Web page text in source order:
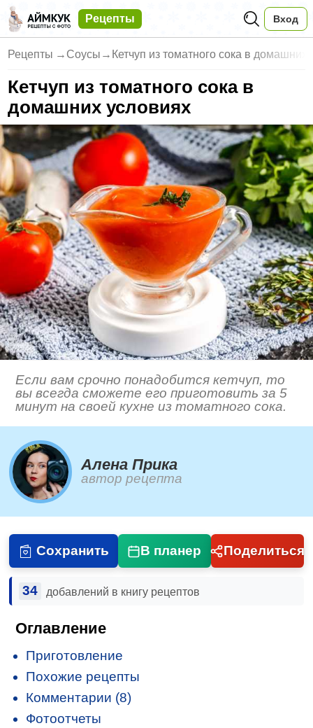
Рецепты Вход
Рецепты → Соусы → Кетчуп из томатного сока в домашних
Кетчуп из томатного сока в
домашних условиях
Если вам срочно понадобится кетчуп, то
вы всегда сможете его приготовить за 5
минут на своей кухне из томатного сока.
Алена Прика
автор рецепта
Сохранить В планер Поделиться
34 добавлений в книгу рецептов
Оглавление
Приготовление
Похожие рецепты
Комментарии (8)
Фотоотчеты